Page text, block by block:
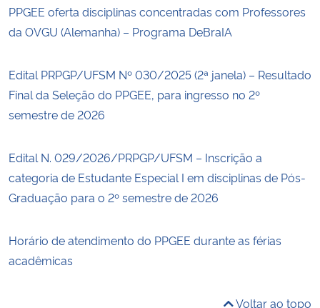
PPGEE oferta disciplinas concentradas com Professores
da OVGU (Alemanha) – Programa DeBraIA
Edital PRPGP/UFSM Nº 030/2025 (2ª janela) – Resultado
Final da Seleção do PPGEE, para ingresso no 2º
semestre de 2026
Edital N. 029/2026/PRPGP/UFSM – Inscrição a
categoria de Estudante Especial I em disciplinas de Pós-
Graduação para o 2º semestre de 2026
Horário de atendimento do PPGEE durante as férias
acadêmicas
Voltar ao topo